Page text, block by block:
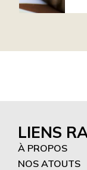
LIENS
À PROPOS
NOS ATOUTS